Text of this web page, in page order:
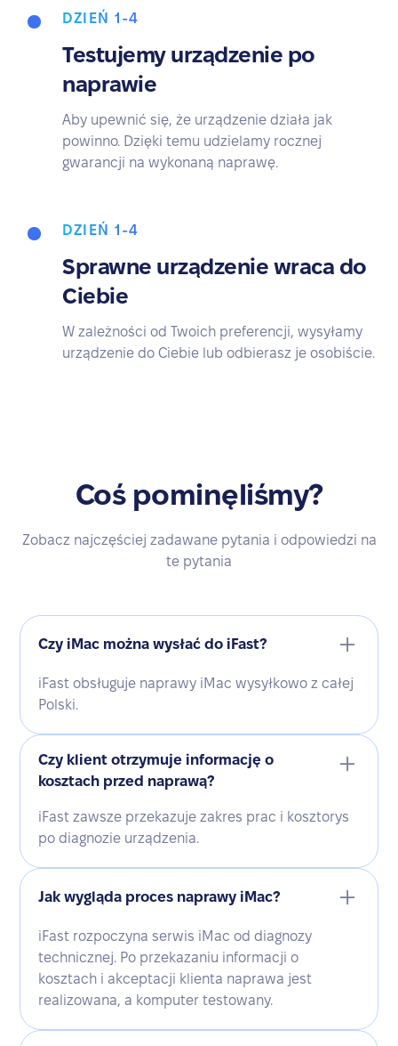
DZIEŃ 1-4
Testujemy urządzenie po
naprawie
Aby upewnić się, że urządzenie działa jak
powinno. Dzięki temu udzielamy rocznej
gwarancji na wykonaną naprawę.
DZIEŃ 1-4
Sprawne urządzenie wraca do
Ciebie
W zależności od Twoich preferencji, wysyłamy
urządzenie do Ciebie lub odbierasz je osobiście.
Coś pominęliśmy?
Zobacz najczęściej zadawane pytania i odpowiedzi na
te pytania
Czy iMac można wysłać do iFast?
iFast obsługuje naprawy iMac wysyłkowo z całej
Polski.
Czy klient otrzymuje informację o
kosztach przed naprawą?
iFast zawsze przekazuje zakres prac i kosztorys
po diagnozie urządzenia.
Jak wygląda proces naprawy iMac?
iFast rozpoczyna serwis iMac od diagnozy
technicznej. Po przekazaniu informacji o
kosztach i akceptacji klienta naprawa jest
realizowana, a komputer testowany.